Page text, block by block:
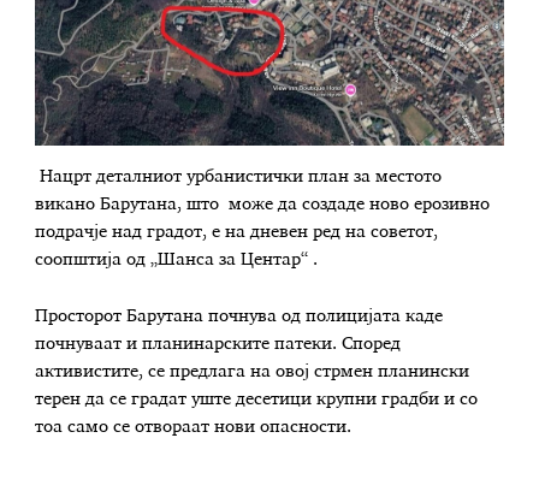
Нацрт деталниот урбанистички план за местото
викано Барутана, што може да создаде ново ерозивно
подрачје над градот, е на дневен ред на советот,
соопштија од „Шанса за Центар“ .
Просторот Барутана почнува од полицијата каде
почнуваат и планинарските патеки. Според
активистите, се предлага на овој стрмен планински
терен да се градат уште десетици крупни градби и со
тоа само се отвораат нови опасности.